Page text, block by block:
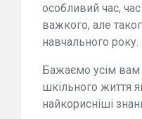
особливий час,
важкого, але
навчального року.
Бажаємо усім вам
шкільного життя
найкорисніші